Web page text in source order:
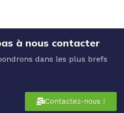
à nous contacter
dans les plus brefs
Contactez-nous !